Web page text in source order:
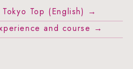
Tokyo Top (English) →
and course →